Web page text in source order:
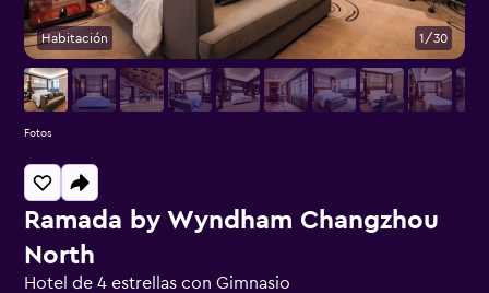
Ramada by Wyndham Changzhou
North
Hotel de 4 estrellas con Gimnasio
Habitación 1/30
Fotos